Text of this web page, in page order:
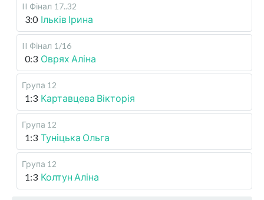
II Фінал 17..32
3:0 Ільків Ірина
II Фінал 1/16
0:3 Оврях Аліна
Група 12
1:3 Картавцева Вікторія
Група 12
1:3 Туніцька Ольга
Група 12
1:3 Колтун Аліна